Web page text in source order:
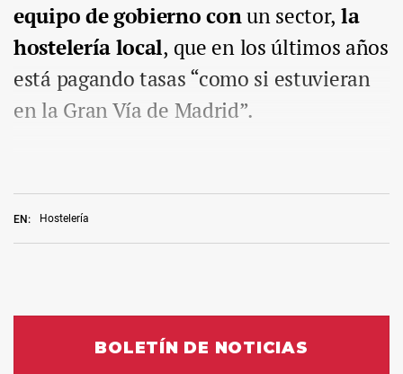
EN: Hostelería
equipo de gobierno conun sector, la
hostelería local, que en los últimos años
está pagando tasas “como si estuvieran
en la Gran Vía de Madrid”.